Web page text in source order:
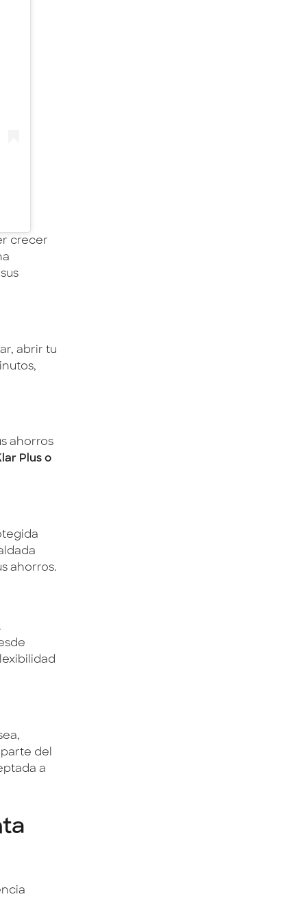
crecer
abrir tu
ahorros
Plus o
ahorros.
del
a